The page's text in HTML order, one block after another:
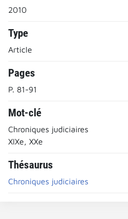
2010
Type
Article
Pages
P. 81-91
Mot-clé
Chroniques judiciaires
XIXe, XXe
Thésaurus
Chroniques judiciaires